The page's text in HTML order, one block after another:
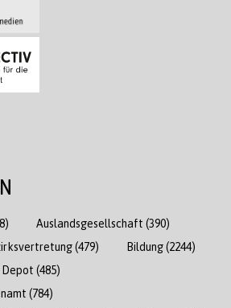
Auslandsgesellschaft (390)
(479) Bildung(2244)
Depot (485)
(784)